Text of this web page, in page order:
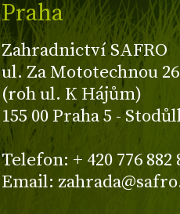
Praha
Zahradnictví SAFRO
ul. Za Mototechnou
(roh ul. K Hájům)
155 00 Praha 5 -
Telefon: + 420 776 882
Email: